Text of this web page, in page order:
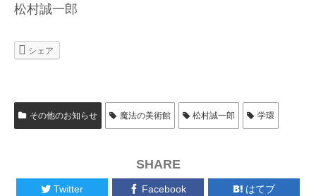
松村誠一郎
シェア
その他のお知らせ 魔法の美術館 松村誠一郎 学環
SHARE
Twitter Facebook はてブ